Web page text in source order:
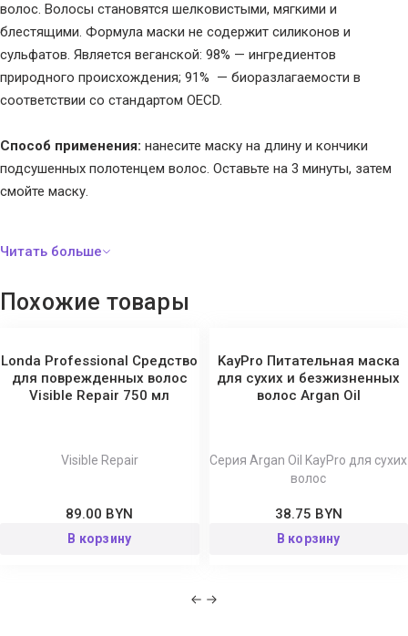
волос. Волосы становятся шелковистыми, мягкими и
блестящими. Формула маски не содержит силиконов и
сульфатов. Является веганской: 98% — ингредиентов
природного происхождения; 91% — биоразлагаемости в
соответствии со стандартом OECD.
Способ применения: нанесите маску на длину и кончики
подсушенных полотенцем волос. Оставьте на 3 минуты, затем
смойте маску.
Erythriol, Galaxaura Rugosa, Sargassum Pacificum, Turbinaria
Butyrospermum Parkii Butter, Sodium Gluconate, Isopropyl Alcohol,
Похожие товары
Londa Professional Средство
для поврежденных волос
Visible Repair 750 мл
Visible Repair
89.00 BYN
В корзину
KayPro Питательная маска
для сухих и безжизненных
волос Argan Oil
Серия Argan Oil KayPro для сухих
волос
38.75 BYN
В корзину